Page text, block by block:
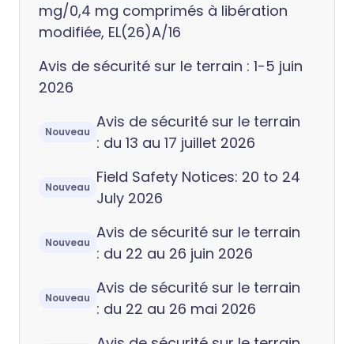
mg/0,4 mg comprimés à libération
modifiée, EL(26)A/16
Avis de sécurité sur le terrain : 1-5 juin
2026
Nouveau
Avis de sécurité sur le terrain
: du 13 au 17 juillet 2026
Nouveau
Field Safety Notices: 20 to 24
July 2026
Nouveau
Avis de sécurité sur le terrain
: du 22 au 26 juin 2026
Nouveau
Avis de sécurité sur le terrain
: du 22 au 26 mai 2026